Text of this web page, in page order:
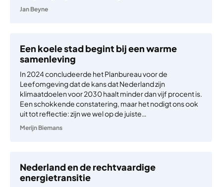
Jan Beyne
Een koele stad begint bij een warme
samenleving
In 2024 concludeerde het Planbureau voor de
Leefomgeving dat de kans dat Nederland zijn
klimaatdoelen voor 2030 haalt minder dan vijf procent is.
Een schokkende constatering, maar het nodigt ons ook
uit tot reflectie: zijn we wel op de juiste…
Merijn Biemans
Nederland en de rechtvaardige
energietransitie